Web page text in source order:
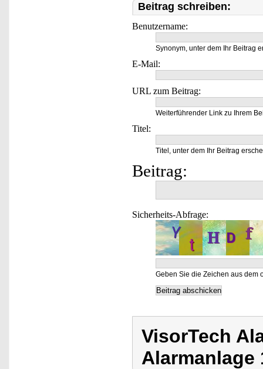
Beitrag schreiben:
Benutzername:
Synonym, unter dem Ihr Beitrag
E-Mail:
URL zum Beitrag:
Weiterführender Link zu Ihrem
Titel:
Titel, unter dem Ihr Beitrag
Beitrag:
Sicherheits-Abfrage:
Geben Sie die Zeichen aus dem
VisorTech
Alarmanlage